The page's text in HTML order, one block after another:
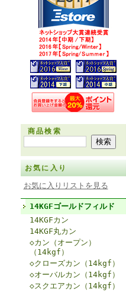
商品検索
お気に入り
お気に入りリストを見る
14KGFゴールドフィルド
14KGFカン
14KGF丸カン
◇カン（オープン）
（14kgf）
◇クローズカン（14kgf）
◇オーバルカン（14kgf）
◇スクエアカン（14kgf）